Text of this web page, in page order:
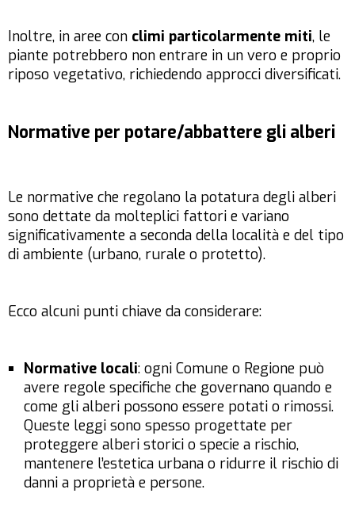
Inoltre, in aree con climi particolarmente miti, le
piante potrebbero non entrare in un vero e proprio
riposo vegetativo, richiedendo approcci diversificati.
Normative per potare/abbattere gli alberi
Le normative che regolano la potatura degli alberi
sono dettate da molteplici fattori e variano
significativamente a seconda della località e del tipo
di ambiente (urbano, rurale o protetto).
Ecco alcuni punti chiave da considerare:
Normative locali: ogni Comune o Regione può
avere regole specifiche che governano quando e
come gli alberi possono essere potati o rimossi.
Queste leggi sono spesso progettate per
proteggere alberi storici o specie a rischio,
mantenere l’estetica urbana o ridurre il rischio di
danni a proprietà e persone.